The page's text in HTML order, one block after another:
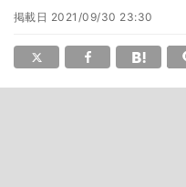
掲載日 2021/09/30 23:30